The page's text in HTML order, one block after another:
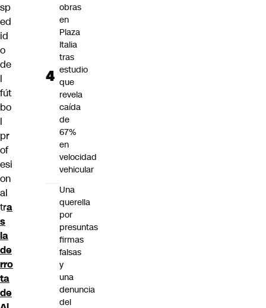
sp
ed
id
o
de
l
fút
bo
l
pr
of
esi
on
al
tra
s
la
de
rro
ta
de
obras
en
Plaza
Italia
tras
estudio
que
revela
caída
de
67%
en
velocidad
vehicular
Una
querella
por
presuntas
firmas
falsas
y
una
denuncia
del